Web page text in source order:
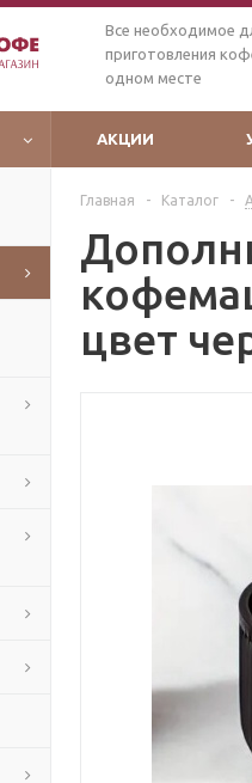
Все необходимое
приготовления
одном месте
АКЦИИ
Главная - Каталог -
цвет